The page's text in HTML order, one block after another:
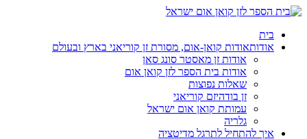
בית
אודותאודות קואן-אום, מסורת זן קוריאני בארץ ובעולם
אודות זן מאסטר סונג סאן
אודות בית הספר לזן קואן אום
שאלות נפוצות
זן בודהיזם קוריאני
עמותת קואן אום ישראל
גלריה
איך להתחיל לתרגל מדיטציה